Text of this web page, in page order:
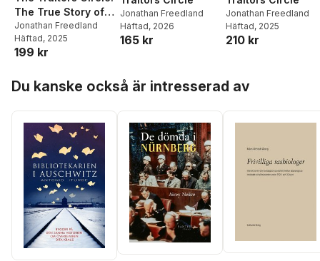
The True Story of a
Secret Resistance
Network in Nazi
Germany--and the
THem
Jonathan Freedland
Häftad, 2025
199 kr
Jonathan Freedland
Häftad, 2026
165 kr
Jonathan Freedland
Häftad, 2025
210 kr
Du kanske också är intresserad av